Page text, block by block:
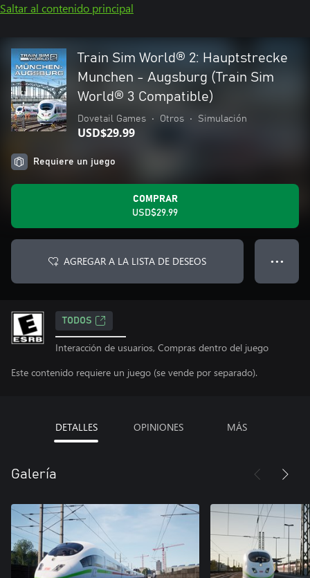
Saltar al contenido principal
Train Sim World® 2: Hauptstrecke
Munchen - Augsburg (Train Sim
World® 3 Compatible)
Dovetail Games • Otros • Simulación
USD$29.99
Requiere un juego
COMPRAR
USD$29.99
AGREGAR A LA LISTA DE DESEOS ● ● ●
TODOS
Interacción de usuarios, Compras dentro del juego
Este contenido requiere un juego (se vende por separado).
DETALLES OPINIONES MÁS
Galería